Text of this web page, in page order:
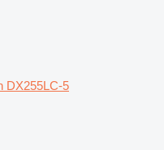
DX255LC-5